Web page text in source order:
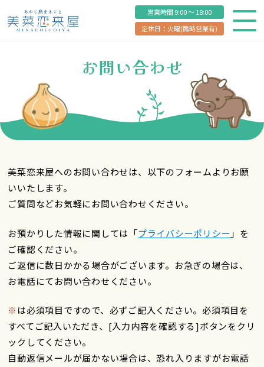
営業時間 9:00 ～ 18:00
定休日：火曜(臨時営業有)
お問い合わせ
美菜恋来屋へのお問い合わせは、以下のフォームよりお願
いいたします。
ご質問などお気軽にお問い合わせください。
お預かりした情報に関しては「プライバシーポリシー 」を
ご確認ください。
ご返信に数日かかる場合がございます。お急ぎの場合は、
お電話にてお問い合わせください。
※ は必須項目ですので、必ずご記入ください。必須項目を
すべてご記入いただき、[入力内容を確認する]ボタンをクリ
ックしてください。
自動返信メールが届かない場合は、恐れ入りますがお電話